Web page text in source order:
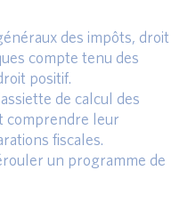
des impôts, droit
compte tenu des
positif.
de calcul des
comprendre leur
fiscales.
un programme de